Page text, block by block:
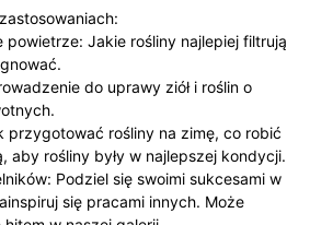
powietrze: Jakie rośliny najlepiej filtrują
do uprawy ziół i roślin o
przygotować rośliny na zimę, co robić
aby rośliny były w najlepszej kondycji.
Podziel się swoimi sukcesami w
się pracami innych. Może